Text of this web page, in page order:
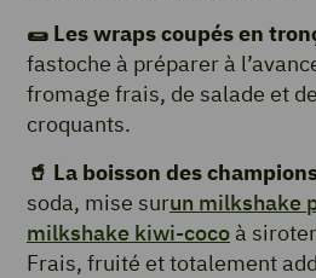
🌯 Les wraps coupés en
fastoche à préparer à
fromage frais, de salade et
croquants.
🥤 La boisson des
soda, mise surun milkshake
milkshake kiwi-coco à
Frais, fruité et totalement